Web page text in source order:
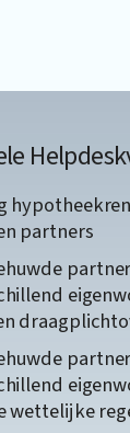
partners
wettelijke